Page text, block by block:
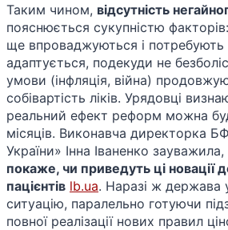
Таким чином, відсутність
пояснюється сукупністю
ще впроваджуються і потребують
адаптується, подекуди не
умови (інфляція, війна)
собівартість ліків. Урядовці
реальний ефект реформ можна
місяців. Виконавча директорка
України» Інна Іваненко
покаже, чи приведуть ці новації
пацієнтів lb.ua. Наразі ж держава
ситуацію, паралельно готуючи
повної реалізації нових правил